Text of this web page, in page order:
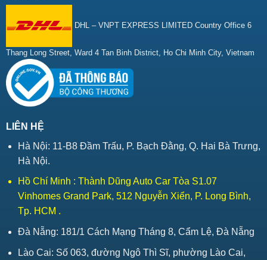
DHL – VNPT EXPRESS LIMITED Country Office 6
Thang Long Street, Ward 4 Tan Binh District, Ho Chi Minh City, Vietnam
LIÊN HỆ
Hà Nội: 11-B8 Đầm Trấu, P. Bạch Đằng, Q. Hai Bà Trưng,
Hà Nội.
Hồ Chí Minh : Thành Dũng Auto Car Tòa S1.07
Vinhomes Grand Park, 512 Nguyễn Xiển, P. Long Bình,
Tp. HCM .
Đà Nẵng: 181/1 Cách Mạng Tháng 8, Cẩm Lệ, Đà Nẵng
Lào Cai: Số 063, đường Ngô Thì Sĩ, phường Lào Cai,